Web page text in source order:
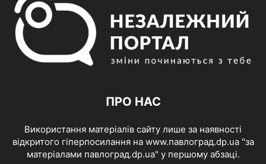
ПРО НАС
Використання матеріалів сайту лише за наявності
відкритого гіперпосилання на www.павлоград.dp.ua "за
матеріалами павлоград.dp.ua" у першому абзаці.